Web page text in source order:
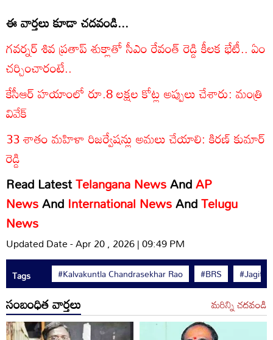
ఈ వార్తలు కూడా చదవండి...
గవర్నర్ శివ ప్రతాప్ శుక్లాతో సీఎం రేవంత్ రెడ్డి కీలక భేటీ.. ఏం
చర్చించారంటే..
కేసీఆర్ హయాంలో రూ.8 లక్షల కోట్ల అప్పులు చేశారు: మంత్రి
వివేక్
33 శాతం మహిళా రిజర్వేషన్లు అమలు చేయాలి: కిరణ్ కుమార్
రెడ్డి
Read LatestTelangana NewsAndAP
NewsAnd International NewsAndTelugu
News
Updated Date - Apr 20 , 2026 | 09:49 PM
Tags #Kalvakuntla Chandrasekhar Rao #BRS #Jagitial
సంబంధిత వార్తలు మరిన్ని చదవండి